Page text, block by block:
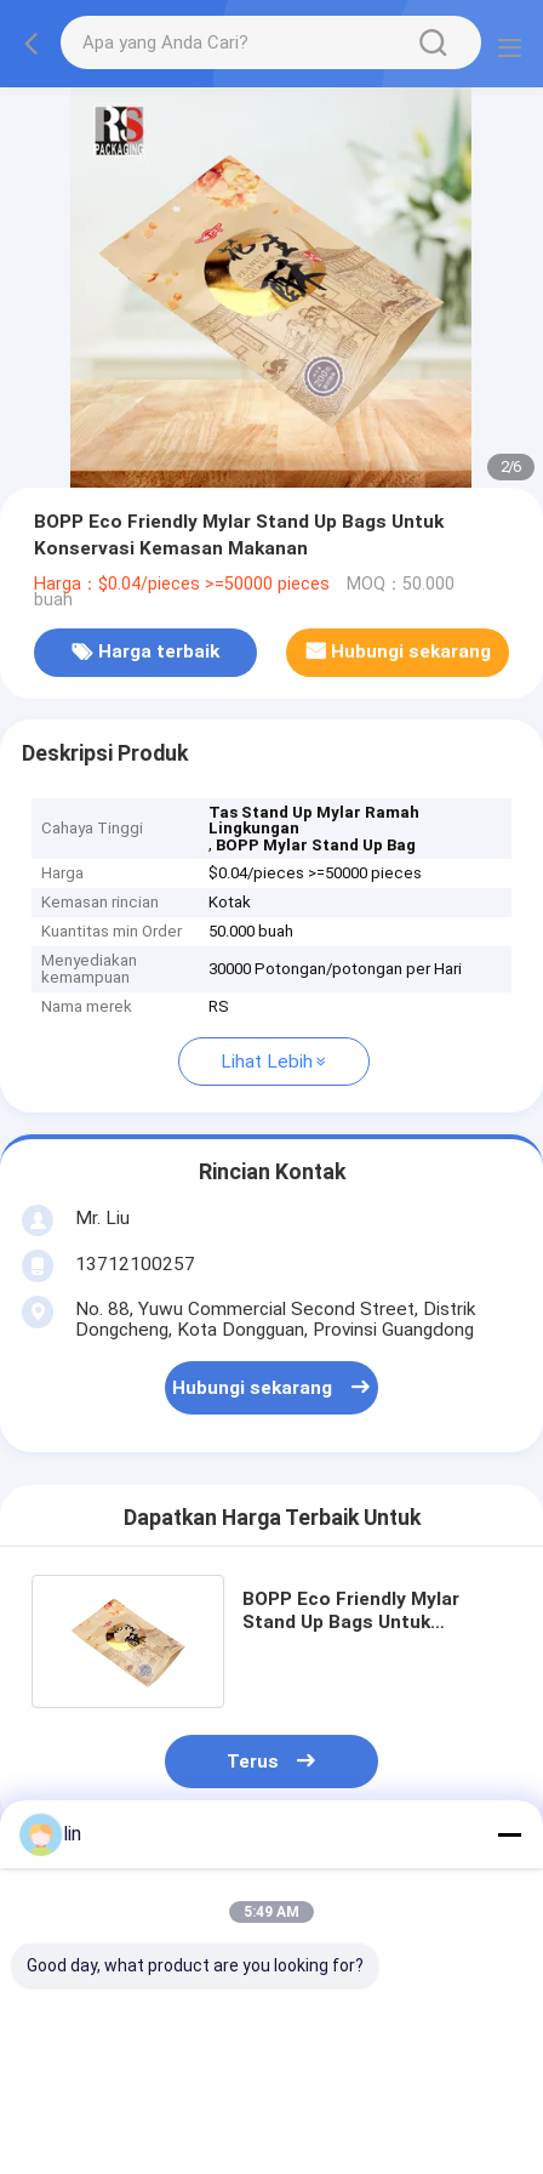
2/6
BOPP Eco Friendly Mylar Stand Up Bags Untuk
Konservasi Kemasan Makanan
Harga：$0.04/pieces >=50000 pieces MOQ：50.000
buah
Harga terbaik Hubungi sekarang
Deskripsi Produk
Cahaya Tinggi
Tas Stand Up Mylar Ramah
Lingkungan
, BOPP Mylar Stand Up Bag
Harga
$0.04/pieces >=50000 pieces
Kemasan rincian
Kotak
Kuantitas min Order
50.000 buah
Menyediakan
kemampuan
30000 Potongan/potongan per Hari
Nama merek RS
Lihat Lebih
Rincian Kontak
Mr. Liu
13712100257
No. 88, Yuwu Commercial Second Street, Distrik
Dongcheng, Kota Dongguan, Provinsi Guangdong
Hubungi sekarang
Dapatkan Harga Terbaik Untuk
BOPP Eco Friendly Mylar
Stand Up Bags Untuk
Terus
Rekomendasi Produk
lin
5:49 AM
Good day, what product are you looking for?